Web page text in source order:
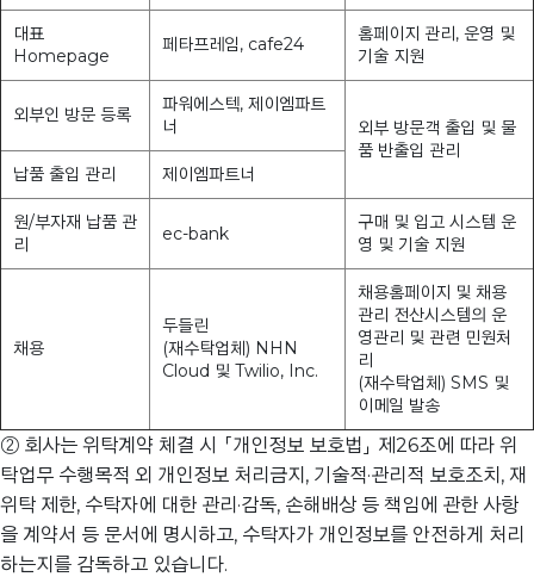
대표
Homepage
페타프레임, cafe24
홈페이지 관리, 운영 및
기술 지원
외부인 방문 등록
파워에스텍, 제이엠파트
너
외부 방문객 출입 및 물
품 반출입 관리
납품 출입 관리
제이엠파트너
원/부자재 납품 관
리
ec-bank
구매 및 입고 시스템 운
영 및 기술 지원
채용
두들린
(재수탁업체) NHN
Cloud 및 Twilio, Inc.
채용홈페이지 및 채용
관리 전산시스템의 운
영관리 및 관련 민원처
리
(재수탁업체) SMS 및
이메일 발송
② 회사는 위탁계약 체결 시 「개인정보 보호법」 제26조에 따라 위
탁업무 수행목적 외 개인정보 처리금지, 기술적·관리적 보호조치, 재
위탁 제한, 수탁자에 대한 관리·감독, 손해배상 등 책임에 관한 사항
을 계약서 등 문서에 명시하고, 수탁자가 개인정보를 안전하게 처리
하는지를 감독하고 있습니다.